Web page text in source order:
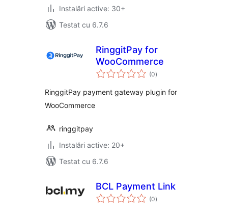
Instalări active: 30+
Testat cu 6.7.6
RinggitPay for
WooCommerce
(0total
aprecieri
)
RinggitPay payment gateway plugin for
WooCommerce
ringgitpay
Instalări active: 20+
Testat cu 6.7.6
BCL Payment Link
(0total
aprecieri
)